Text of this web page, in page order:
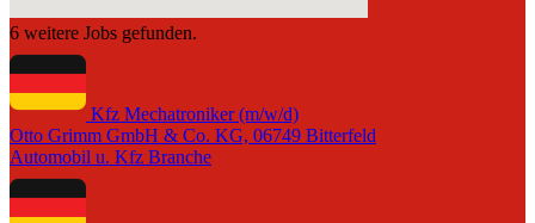
6 weitere Jobs gefunden.
Kfz Mechatroniker (m/w/d)
Otto Grimm GmbH & Co. KG, 06749 Bitterfeld
Automobil u. Kfz Branche